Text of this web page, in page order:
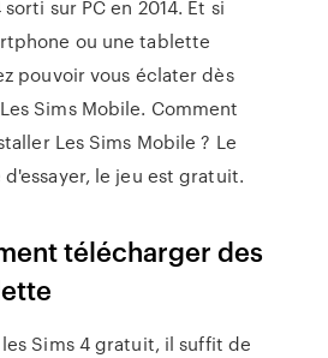
sur PC en 2014. Et si
ou une tablette
pouvoir vous éclater dès
Sims Mobile. Comment
Les Sims Mobile ? Le
le jeu est gratuit.
télécharger des
Sims 4 gratuit, il suffit de